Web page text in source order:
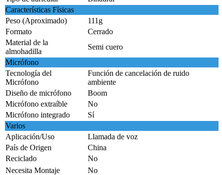
Características Físicas
Peso (Aproximado)
111g
Formato
Cerrado
Material de la
almohadilla
Semi cuero
Micrófono
Tecnología del
Micrófono
Función de cancelación de ruido
ambiente
Diseño de micrófono
Boom
Micrófono extraíble
No
Micrófono integrado
Sí
Varios
Aplicación/Uso
Llamada de voz
País de Origen
China
Reciclado
No
Necesita Montaje
No